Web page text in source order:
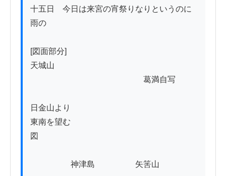
十五日　今日は来宮の宵祭りなりというのに
雨の
[図面部分]
天城山
日金山より
東南を望む
図